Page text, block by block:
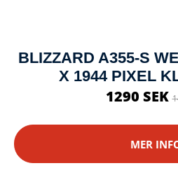
BLIZZARD A355-S
X 1944 PIXEL
1290 SEK
MER